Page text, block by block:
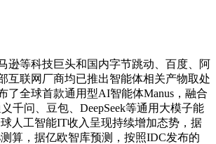
等科技巨头和国内字节跳动、百度、阿
互联网厂商均已推出智能体相关产物取处
了全球首款通用型AI智能体Manus，融合
千问、豆包、DeepSeek等通用大模子能
球人工智能IT收入呈现持续增加态势，据
测算，据亿欧智库预测，按照IDC发布的